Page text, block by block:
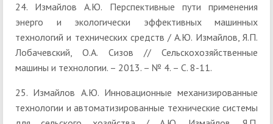
24. Измайлов А.Ю. Перспективные пути применения
энерго­ и экологически эффективных машинных
технологий и технических средств / А.Ю. Измайлов, Я.П.
Лобачевский, О.А. Сизов // Сельскохозяйственные
машины и технологии. – 2013. – № 4. – С. 8-11.
25. Измайлов А.Ю. Инновационные механизированные
технологии и автоматизированные технические системы